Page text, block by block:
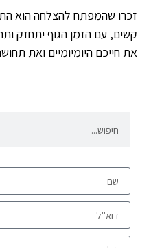
זכרו שהמפתח להצלחה הוא
קשים, עם הזמן הגוף יתחזק
את חייכם היומיומיים ואת